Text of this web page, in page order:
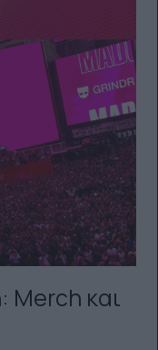
Merch και